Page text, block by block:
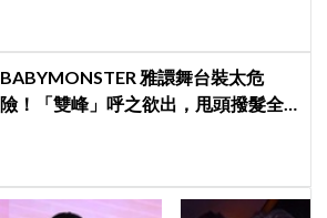
BABYMONSTER 雅譞舞台裝太危
險！「雙峰」呼之欲出，甩頭撥髮全